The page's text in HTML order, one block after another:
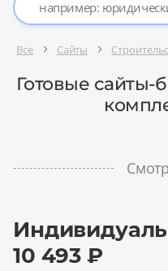
Все Сайты
Готовые сайты-
10 493 ₽